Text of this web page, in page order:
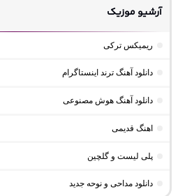
آرشیو موزیک
ریمیکس ترکی
دانلود آهنگ ترند اینستاگرام
دانلود آهنگ هوش مصنوعی
اهنگ قدیمی
پلی لیست و گلچین
دانلود مداحی و نوحه جدید